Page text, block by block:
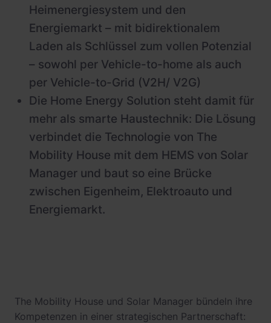
Heimenergiesystem und den
Energiemarkt – mit bidirektionalem
Laden als Schlüssel zum vollen Potenzial
– sowohl per Vehicle-to-home als auch
per Vehicle-to-Grid (V2H/ V2G)
Die Home Energy Solution steht damit für
mehr als smarte Haustechnik: Die Lösung
verbindet die Technologie von The
Mobility House mit dem HEMS von Solar
Manager und baut so eine Brücke
zwischen Eigenheim, Elektroauto und
Energiemarkt.
The Mobility House und Solar Manager bündeln ihre
Kompetenzen in einer strategischen Partnerschaft: